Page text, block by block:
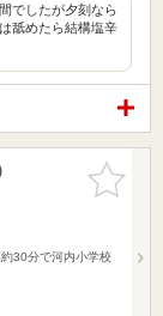
でしたが夕刻なら
舐めたら結構塩辛
お気に入
りに追加
30分で河内小学校